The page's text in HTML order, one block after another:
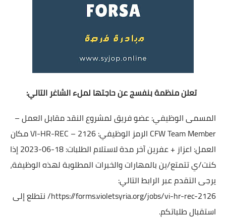
تعلن منظمة بنفسج عن حاجتها لملء الشاغر التالي:
المسمى الوظيفي: عضو فريق لمشروع النقد مقابل العمل –
CFW Team Member الرمز الوظيفي: VI-HR-REC – 2126
مكان
العمل: اعزاز + عفرينآخر مدة لاستلام الطلبات: 18-06-2023
إذا
كنت/ي تتمتع/ين بالمهارات والخبرات المطلوبة لهذه الوظيفة،
يرجى التقدم عبر الرابط التالي:
https://forms.violetsyria.org/jobs/vi-hr-rec-2126/ نتطلع إلى
استقبال طلباتكم.